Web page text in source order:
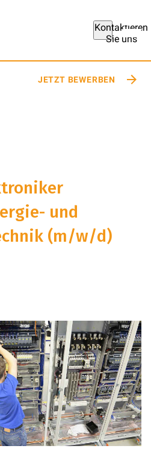
Kontaktieren
Sie uns
JETZT BEWERBEN
und
(m/w/d)